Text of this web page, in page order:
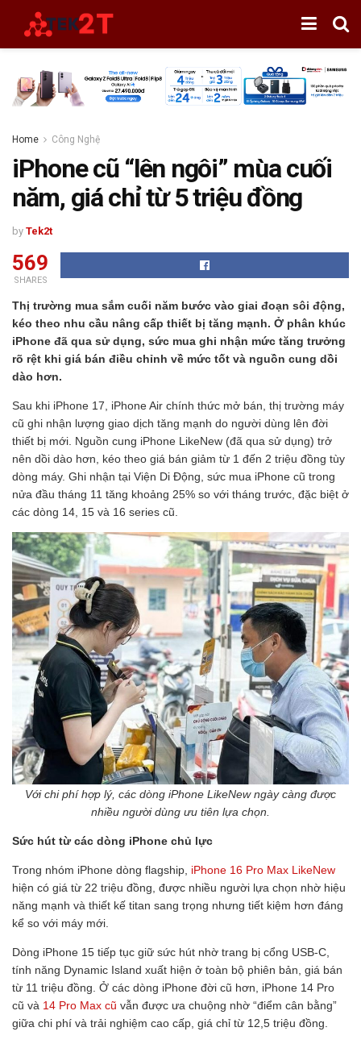
Home Công Nghệ
iPhone cũ “lên ngôi” mùa cuối
năm, giá chỉ từ 5 triệu đồng
by Tek2t
569
SHARES
Thị trường mua sắm cuối năm bước vào giai đoạn sôi động,
kéo theo nhu cầu nâng cấp thiết bị tăng mạnh. Ở phân khúc
iPhone đã qua sử dụng, sức mua ghi nhận mức tăng trưởng
rõ rệt khi giá bán điều chỉnh về mức tốt và nguồn cung dồi
dào hơn.
Sau khi iPhone 17, iPhone Air chính thức mở bán, thị trường máy
cũ ghi nhận lượng giao dịch tăng mạnh do người dùng lên đời
thiết bị mới. Nguồn cung iPhone LikeNew (đã qua sử dụng) trở
nên dồi dào hơn, kéo theo giá bán giảm từ 1 đến 2 triệu đồng tùy
dòng máy. Ghi nhận tại Viện Di Động, sức mua iPhone cũ trong
nửa đầu tháng 11 tăng khoảng 25% so với tháng trước, đặc biệt ở
các dòng 14, 15 và 16 series cũ.
Với chi phí hợp lý, các dòng iPhone LikeNew ngày càng được
nhiều người dùng ưu tiên lựa chọn.
Sức hút từ các dòng iPhone chủ lực
Trong nhóm iPhone dòng flagship, iPhone 16 Pro Max LikeNew
hiện có giá từ 22 triệu đồng, được nhiều người lựa chọn nhờ hiệu
năng mạnh và thiết kế titan sang trọng nhưng tiết kiệm hơn đáng
kể so với máy mới.
Dòng iPhone 15 tiếp tục giữ sức hút nhờ trang bị cổng USB-C,
tính năng Dynamic Island xuất hiện ở toàn bộ phiên bản, giá bán
từ 11 triệu đồng. Ở các dòng iPhone đời cũ hơn, iPhone 14 Pro
cũ và 14 Pro Max cũ vẫn được ưa chuộng nhờ “điểm cân bằng”
giữa chi phí và trải nghiệm cao cấp, giá chỉ từ 12,5 triệu đồng.